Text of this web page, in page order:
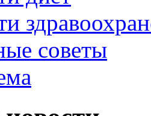
советы